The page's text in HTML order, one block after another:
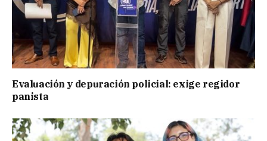
Evaluación y depuración policial: exige regidor
panista